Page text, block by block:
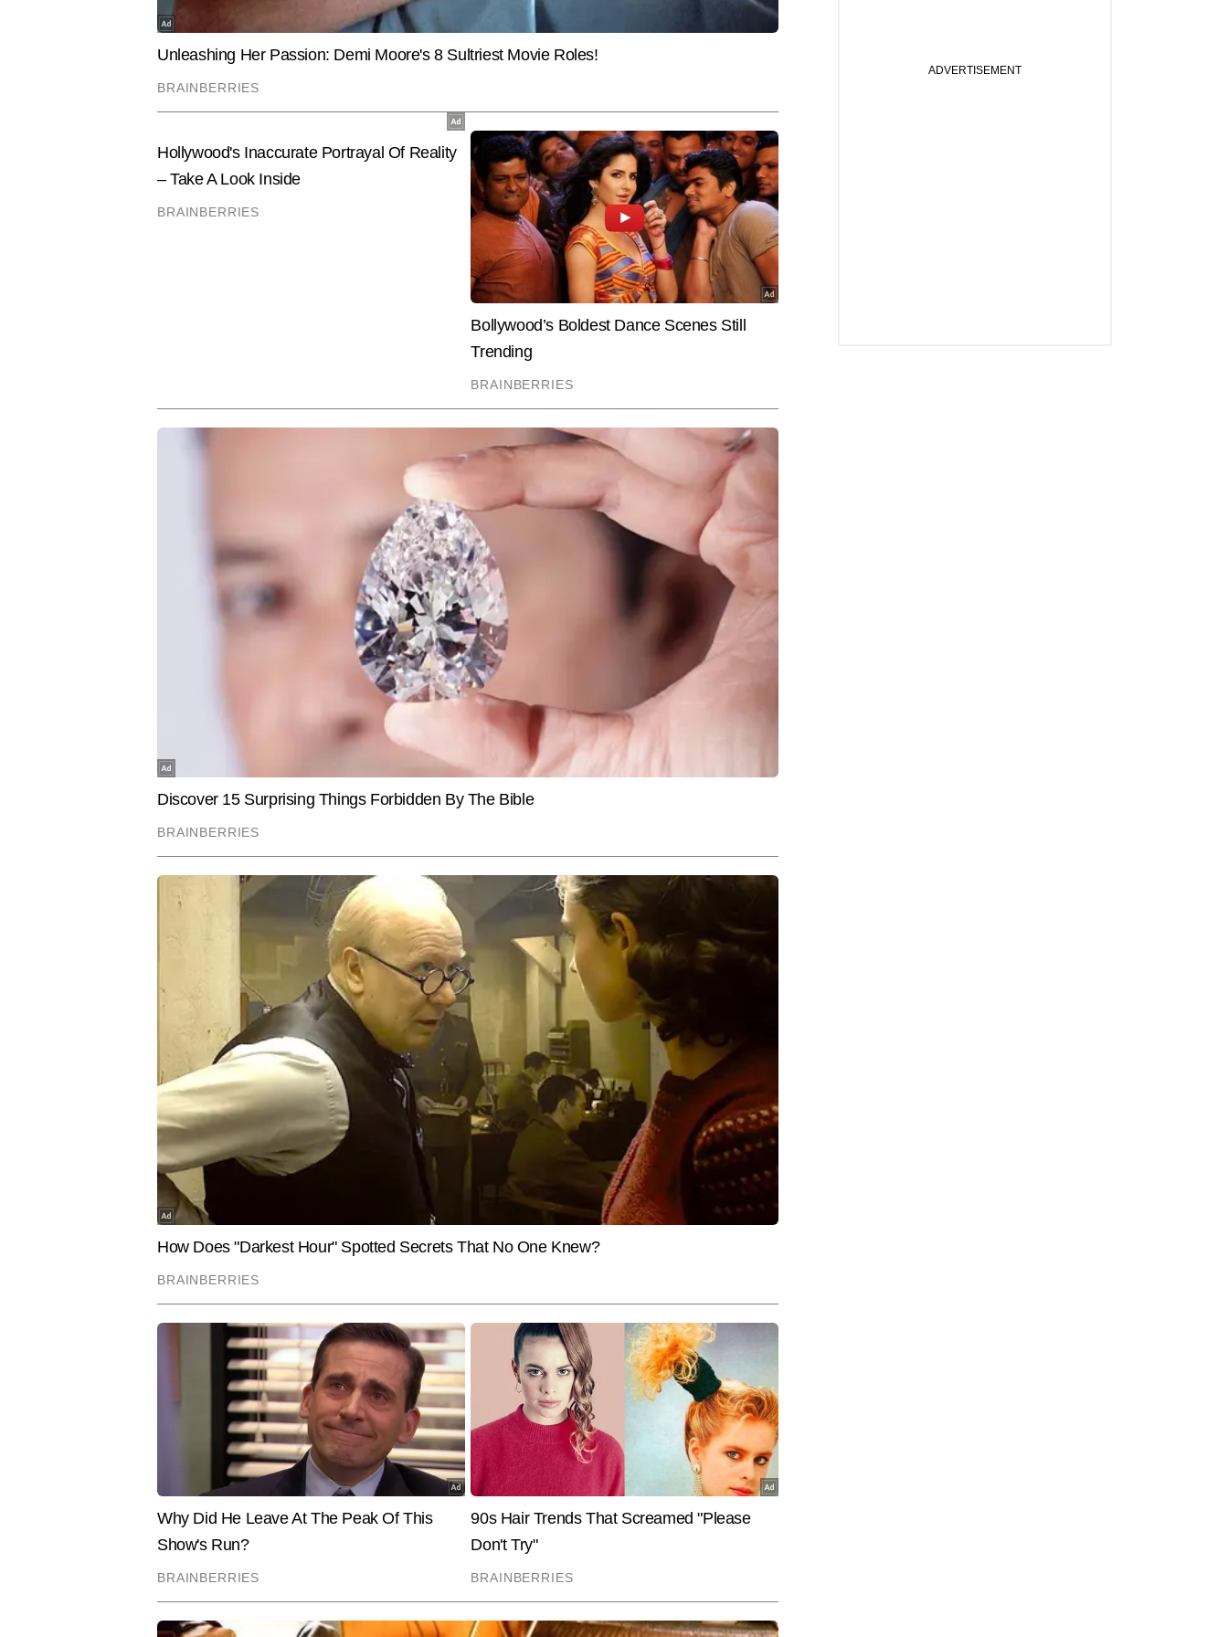
काम करते हुए बिजनेस, पर्सनल फाइनेंस, शेयर बाजार, इनकम टैक्स, बैंकिंग, बुलियन और कमोडिटी मार्केट जैसे विषयों पर गहरी
विशेषज्ञता विकसित की है। जर्नलिज्म में एमए की डिग्री और वर्षों के अनुभव से विकसित विश्लेषणात्मक दृष्टिकोण के साथ, रामानुज
से अधिक स्टोरीज लिख चुके हैं।
Hindi NewsBusiness
End of Article